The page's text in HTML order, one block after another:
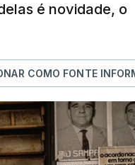
é novidade, o
COMO FONTE